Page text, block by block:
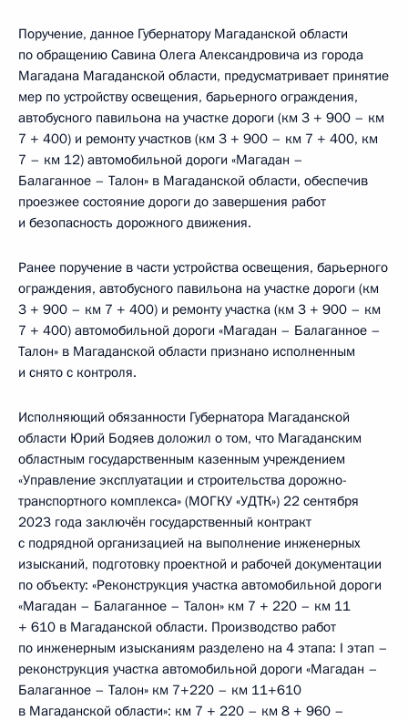
Поручение, данное Губернатору Магаданской области
по обращению Савина Олега Александровича из города
Магадана Магаданской области, предусматривает принятие
мер по устройству освещения, барьерного ограждения,
автобусного павильона на участке дороги (км 3 + 900 – км
7 + 400) и ремонту участков (км 3 + 900 – км 7 + 400, км
7 – км 12) автомобильной дороги «Магадан –
Балаганное – Талон» в Магаданской области, обеспечив
проезжее состояние дороги до завершения работ
и безопасность дорожного движения.
Ранее поручение в части устройства освещения, барьерного
ограждения, автобусного павильона на участке дороги (км
3 + 900 – км 7 + 400) и ремонту участка (км 3 + 900 – км
7 + 400) автомобильной дороги «Магадан – Балаганное –
Талон» в Магаданской области признано исполненным
и снято с контроля.
Исполняющий обязанности Губернатора Магаданской
области Юрий Бодяев доложил о том, что Магаданским
областным государственным казенным учреждением
«Управление эксплуатации и строительства дорожно-
транспортного комплекса» (МОГКУ «УДТК») 22 сентября
2023 года заключён государственный контракт
с подрядной организацией на выполнение инженерных
изысканий, подготовку проектной и рабочей документации
по объекту: «Реконструкция участка автомобильной дороги
«Магадан – Балаганное – Талон» км 7 + 220 – км 11
+ 610 в Магаданской области. Производство работ
по инженерным изысканиям разделено на 4 этапа: I этап –
реконструкция участка автомобильной дороги «Магадан –
Балаганное – Талон» км 7+220 – км 11+610
в Магаданской области»: км 7 + 220 – км 8 + 960 –